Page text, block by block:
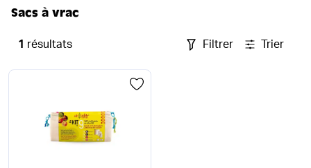
Sacs à vrac
1 résultats Filtrer Trier